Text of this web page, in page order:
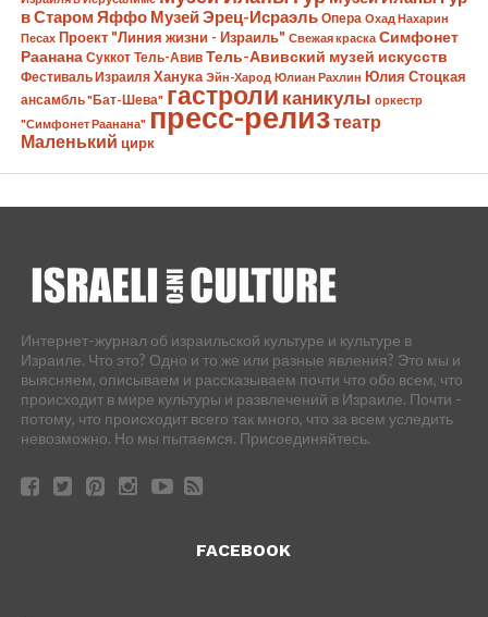
в Старом Яффо Музей Эрец-Исраэль Опера Охад Нахарин
Песах Проект "Линия жизни - Израиль" Свежая краска Симфонет
Раанана Суккот Тель-Авив Тель-Авивский музей искусств
Фестиваль Израиля Ханука Эйн-Харод Юлиан Рахлин Юлия Стоцкая
ансамбль "Бат-Шева" гастроли каникулы оркестр
"Симфонет Раанана" пресс-релизтеатр
Маленький цирк
Интернет-журнал об израильской культуре и культуре в
Израиле. Что это? Одно и то же или разные явления? Это мы и
выясняем, описываем и рассказываем почти что обо всем, что
происходит в мире культуры и развлечений в Израиле. Почти -
потому, что происходит всего так много, что за всем уследить
невозможно. Но мы пытаемся. Присоединяйтесь.
FACEBOOK